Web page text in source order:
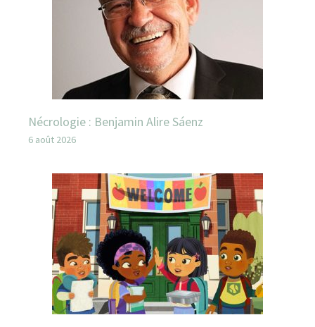
Nécrologie : Benjamin Alire Sáenz
6 août 2026